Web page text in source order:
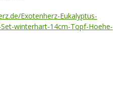
Exotenherz-Eukalyptus-
winterhart-14cm-Topf-Hoehe-